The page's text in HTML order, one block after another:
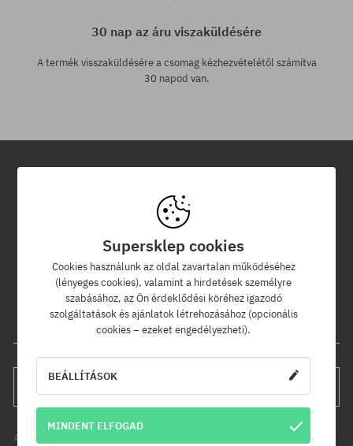
30 nap az áru viszaküldésére
A termék visszaküldésére a csomag kézhezvételétől számítva
30 napod van.
Hírlevél
Iratkozz fel hírlevelünkre és értesülj az elsők között új termékeinkről
és kedvezményeinkről!
Ráadásul kapsz egy -5% kedvezménykódot az egész
rendelésedre!
Az Ön személyes adatainak kezelője a COOL SPORT DISTRIBUTION SP Z
Supersklep cookies
Cookies használunk az oldal zavartalan működéséhez
(lényeges cookies), valamint a hirdetések személyre
szabásához, az Ön érdeklődési köréhez igazodó
szolgáltatások és ajánlatok létrehozásához (opcionális
cookies – ezeket engedélyezheti).
BEÁLLÍTÁSOK
MINDENT ELFOGAD